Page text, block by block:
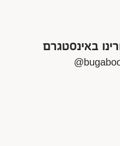
באינסטגרם